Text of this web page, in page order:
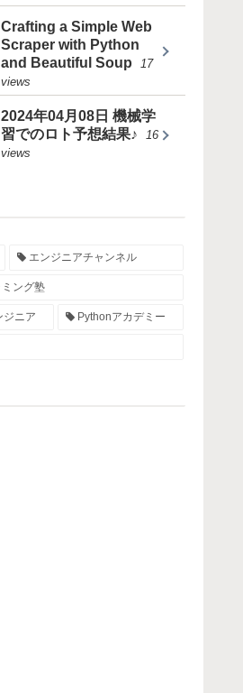
Crafting a Simple Web
Scraper with Python
and Beautiful Soup
17
views
2024年04月08日 機械学
習でのロト予想結果♪
16
views
エンジニアチャンネル
ング塾
ジニア Pythonアカデミー